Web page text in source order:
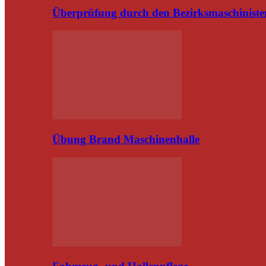
Überprüfung durch den
Übung Brand Maschinenhalle